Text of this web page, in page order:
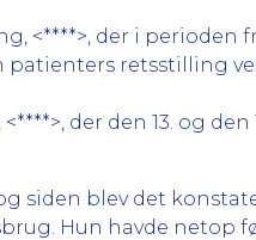
der i perioden
retsstilling
der den 13. og
siden blev det
Hun havde netop